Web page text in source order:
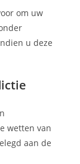
om uw
u deze
wetten van
aan de